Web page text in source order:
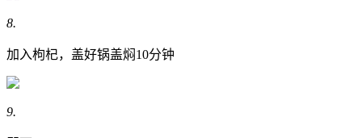
8.
加入枸杞，盖好锅盖焖10分钟
9.